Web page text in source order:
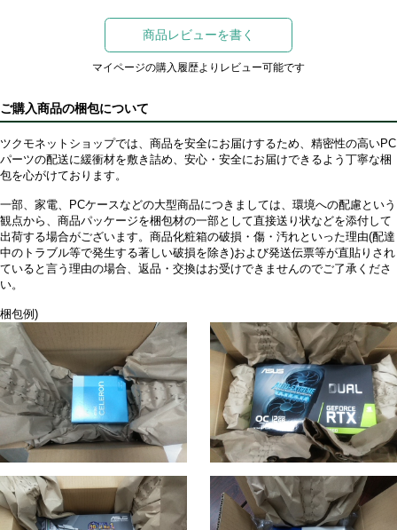
商品レビューを書く
マイページの購入履歴よりレビュー可能です
ご購入商品の梱包について
ツクモネットショップでは、商品を安全にお届けするため、精密性の高いPC
パーツの配送に緩衝材を敷き詰め、安心・安全にお届けできるよう丁寧な梱
包を心がけております。
一部、家電、PCケースなどの大型商品につきましては、環境への配慮という
観点から、商品パッケージを梱包材の一部として直接送り状などを添付して
出荷する場合がございます。商品化粧箱の破損・傷・汚れといった理由(配達
中のトラブル等で発生する著しい破損を除き)および発送伝票等が直貼りされ
ていると言う理由の場合、返品・交換はお受けできませんのでご了承くださ
い。
梱包例)